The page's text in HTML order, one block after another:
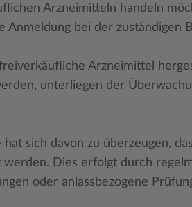
Arzneimitteln handeln
Anmeldung bei der zuständigen
Arzneimittel
unterliegen der
sich davon zu überzeugen,
werden. Dies erfolgt durch
oder anlassbezogene